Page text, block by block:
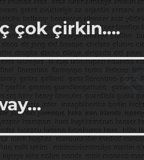
çok çirkin….